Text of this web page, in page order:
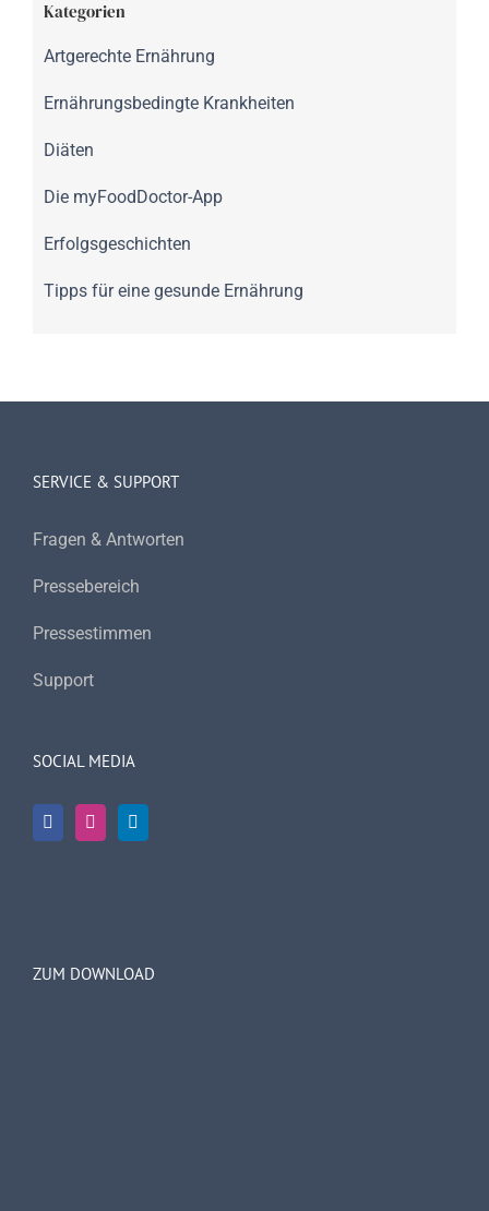
Kategorien
Artgerechte Ernährung
Ernährungsbedingte Krankheiten
Diäten
Die myFoodDoctor-App
Erfolgsgeschichten
Tipps für eine gesunde Ernährung
SERVICE & SUPPORT
Fragen & Antworten
Pressebereich
Pressestimmen
Support
SOCIAL MEDIA
ZUM DOWNLOAD